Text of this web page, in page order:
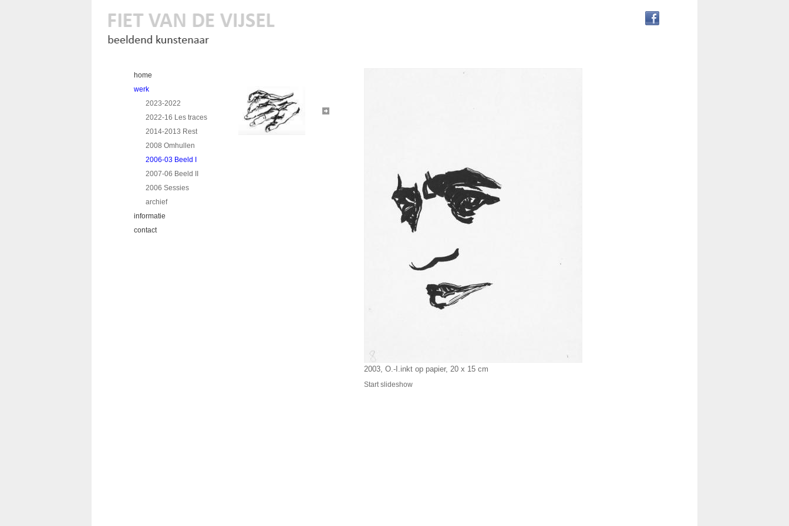
home
werk
2023-2022
2022-16 Les traces
2014-2013 Rest
2008 Omhullen
2006-03 Beeld I
2007-06 Beeld II
2006 Sessies
archief
informatie
contact
2003, O.-I.inkt op papier, 20 x 15 cm
Start slideshow